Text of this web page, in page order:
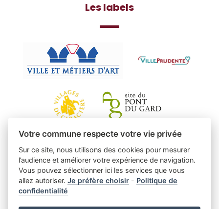
Les labels
Votre commune respecte votre vie privée
Sur ce site, nous utilisons des cookies pour mesurer
l’audience et améliorer votre expérience de navigation.
Vous pouvez sélectionner ici les services que vous
allez autoriser.Je préfère choisir - Politique de
confidentialité